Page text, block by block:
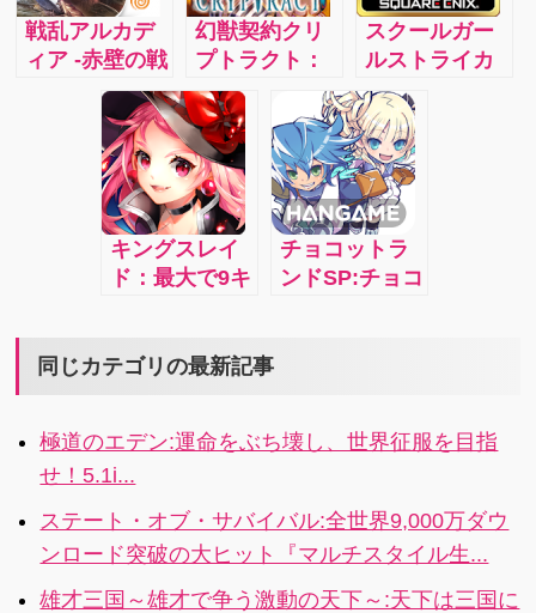
Trombone
Trombone
cartoon RPG!
をもっと楽し
もう！
戦乱アルカデ
ィア -赤壁の戦
い- ：運命に導
かれるまま戦
乱に紛れ、秘
宝を集めてア
ルカディアを
目指せ！
幻獣契約クリ
プトラクト：
大ヒット王道
ファンタジー
RPG「幻獣契
約クリプトラ
クト」！スマ
ホゲーム史上
最高クオリテ
ィの熱い王道
しよう！
スクールガー
ルストライカ
ーズ2:個性豊
かな女の子と
一緒に戦お
う！謎の世界
で繰り広げら
れるライトノ
ベル風RPG 4i
キングスレイ
ド：最大で9キ
する、コマン
チで！ギルド
で！ワールド
で！巨大なボ
スに挑め！4.1
チョコットラ
ンドSP:チョコ
RPG！ 2.3i
同じカテゴリの最新記事
極道のエデン:運命をぶち壊し、世界征服を目指
せ！5.1i...
ステート・オブ・サバイバル:全世界9,000万ダウ
ンロード突破の大ヒット『マルチスタイル生...
雄才三国～雄才で争う激動の天下～:天下は三国に